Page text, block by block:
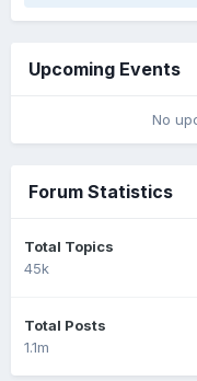
Upcoming Events
No
Forum Statistics
Total Topics
45k
Total Posts
1.1m